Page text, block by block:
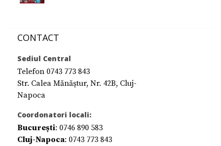
CONTACT
Sediul Central
Telefon 0743 773 843
Str. Calea Mănăştur, Nr. 42B, Cluj-
Napoca
Coordonatori locali:
București: 0746 890 583
Cluj-Napoca: 0743 773 843